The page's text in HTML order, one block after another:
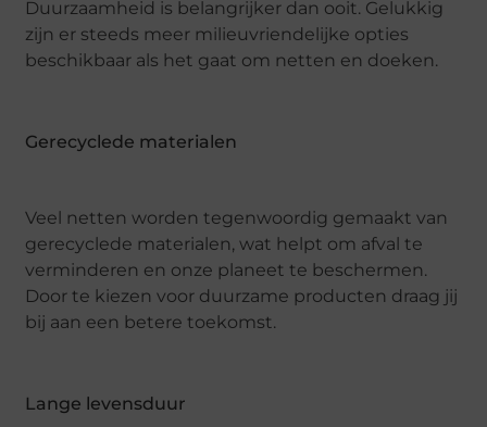
Duurzaamheid is belangrijker dan ooit. Gelukkig
zijn er steeds meer milieuvriendelijke opties
beschikbaar als het gaat om netten en doeken.
Gerecyclede materialen
Veel netten worden tegenwoordig gemaakt van
gerecyclede materialen, wat helpt om afval te
verminderen en onze planeet te beschermen.
Door te kiezen voor duurzame producten draag jij
bij aan een betere toekomst.
Lange levensduur